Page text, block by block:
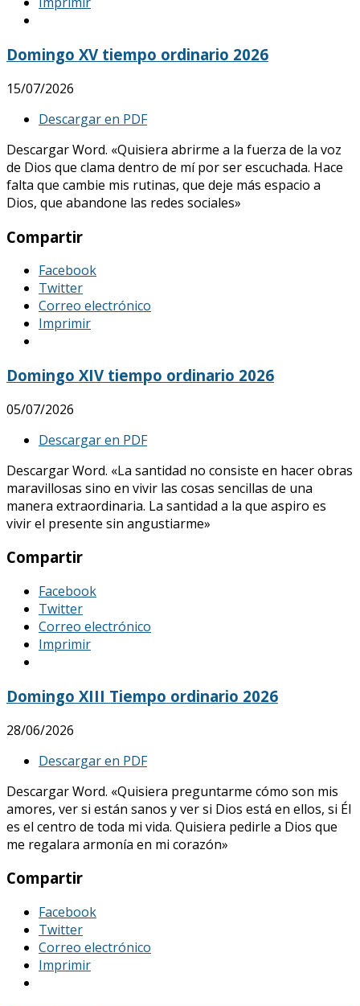
Domingo XV tiempo ordinario 2026
15/07/2026
Descargar en PDF
Descargar Word. «Quisiera abrirme a la fuerza de la voz
de Dios que clama dentro de mí por ser escuchada. Hace
falta que cambie mis rutinas, que deje más espacio a
Dios, que abandone las redes sociales»
Compartir
Facebook
Twitter
Correo electrónico
Imprimir
Domingo XIV tiempo ordinario 2026
05/07/2026
Descargar en PDF
Descargar Word. «La santidad no consiste en hacer obras
maravillosas sino en vivir las cosas sencillas de una
manera extraordinaria. La santidad a la que aspiro es
vivir el presente sin angustiarme»
Compartir
Facebook
Twitter
Correo electrónico
Imprimir
Domingo XIII Tiempo ordinario 2026
28/06/2026
Descargar en PDF
Descargar Word. «Quisiera preguntarme cómo son mis
amores, ver si están sanos y ver si Dios está en ellos, si Él
es el centro de toda mi vida. Quisiera pedirle a Dios que
me regalara armonía en mi corazón»
Compartir
Facebook
Twitter
Correo electrónico
Imprimir